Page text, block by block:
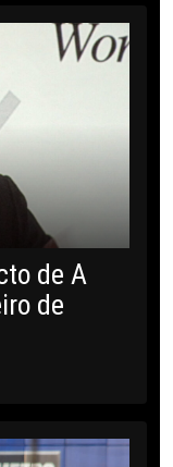
de A
de